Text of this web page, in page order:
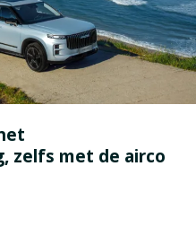
zelfs met de airco